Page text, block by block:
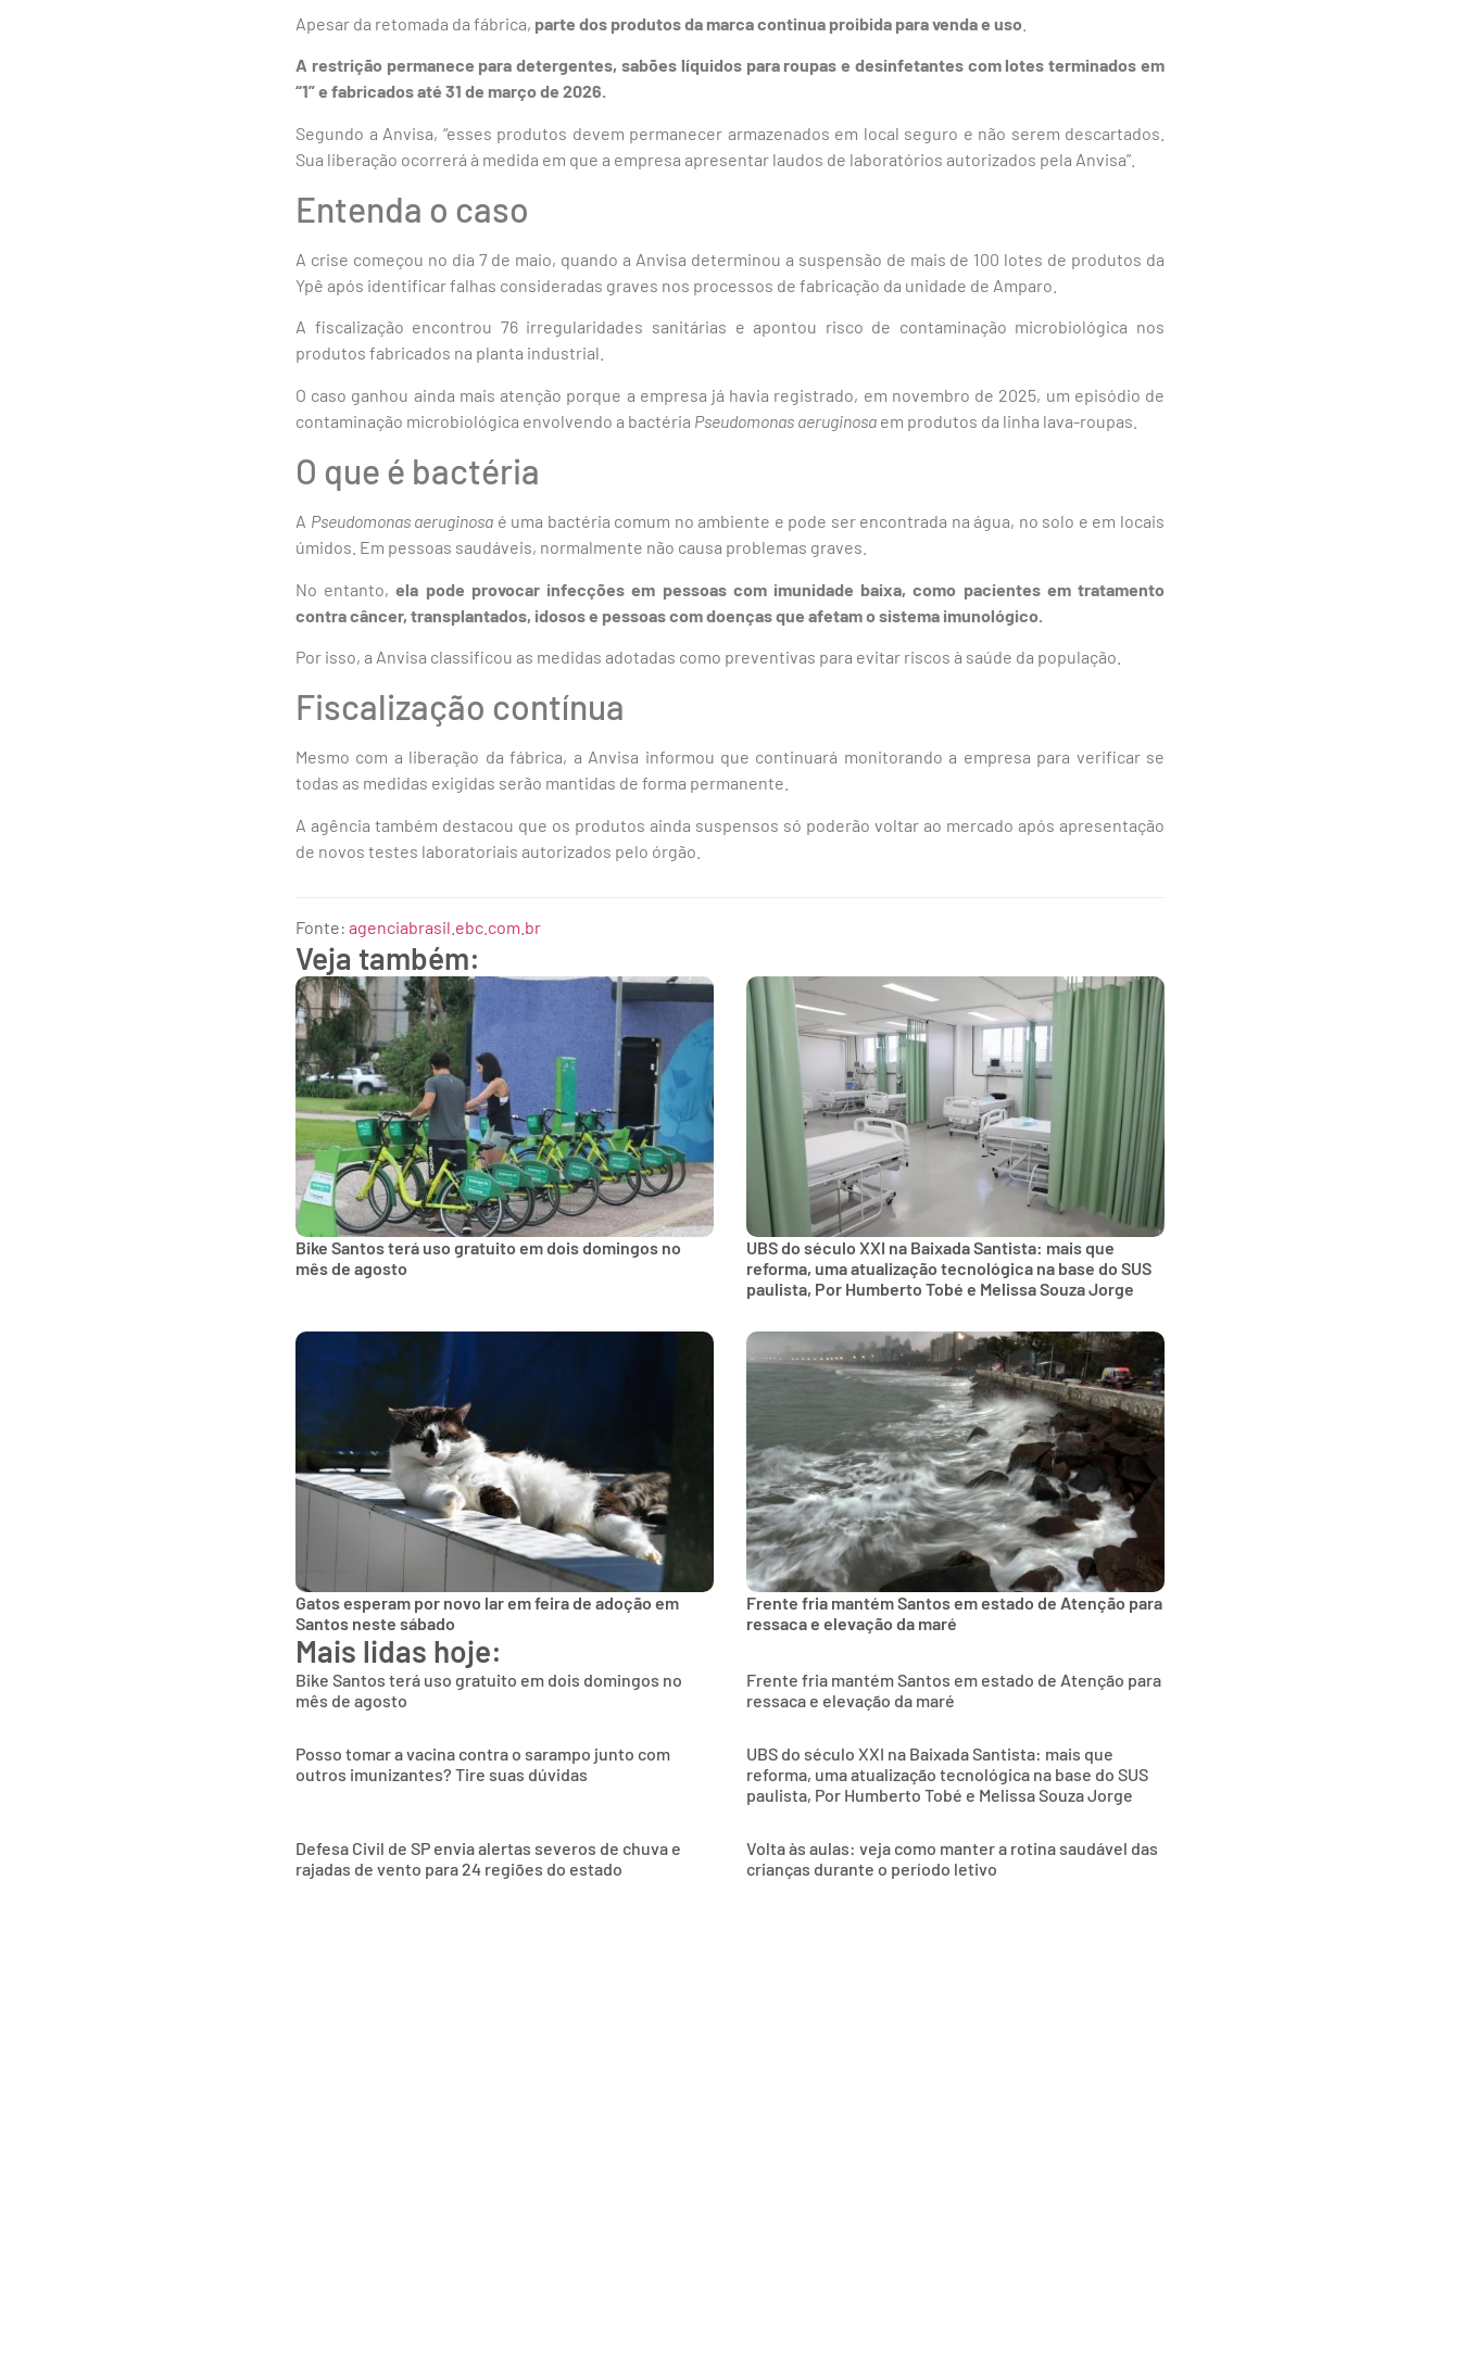
Apesar da retomada da fábrica, parte dos produtos da marca continua proibida para venda e uso
A restrição permanece para detergentes, sabões líquidos para roupas e desinfetantes com lotes terminados em
“1” e fabricados até 31 de março de 2026.
Segundo a Anvisa, “esses produtos devem permanecer armazenados em local seguro e não serem descartados.
Sua liberação ocorrerá à medida em que a empresa apresentar laudos de laboratórios autorizados pela Anvisa”.
Entenda o caso
A crise começou no dia 7 de maio, quando a Anvisa determinou a suspensão de mais de 100 lotes de produtos da
Ypê após identificar falhas consideradas graves nos processos de fabricação da unidade de Amparo.
A fiscalização encontrou 76 irregularidades sanitárias e apontou risco de contaminação microbiológica nos
produtos fabricados na planta industrial.
O caso ganhou ainda mais atenção porque a empresa já havia registrado, em novembro de 2025, um episódio de
contaminação microbiológica envolvendo a bactéria Pseudomonas aeruginosa em produtos da linha lava-roupas.
O que é bactéria
A Pseudomonas aeruginosa é uma bactéria comum no ambiente e pode ser encontrada na água, no solo e em locais
úmidos. Em pessoas saudáveis, normalmente não causa problemas graves.
No entanto,ela pode provocar infecções em pessoas com imunidade baixa, como pacientes em tratamento
contra câncer, transplantados, idosos e pessoas com doenças que afetam o sistema imunológico.
Por isso, a Anvisa classificou as medidas adotadas como preventivas para evitar riscos à saúde da população.
Fiscalização contínua
Mesmo com a liberação da fábrica, a Anvisa informou que continuará monitorando a empresa para verificar se
todas as medidas exigidas serão mantidas de forma permanente.
A agência também destacou que os produtos ainda suspensos só poderão voltar ao mercado após apresentação
de novos testes laboratoriais autorizados pelo órgão.
Fonte: agenciabrasil.ebc.com.br
Veja também:
Bike Santos terá uso gratuito em dois domingos no
mês de agosto
UBS do século XXI na Baixada Santista: mais que
reforma, uma atualização tecnológica na base do SUS
paulista, Por Humberto Tobé e Melissa Souza Jorge
Gatos esperam por novo lar em feira de adoção em
Santos neste sábado
Frente fria mantém Santos em estado de Atenção para
ressaca e elevação da maré
Mais lidas hoje:
Bike Santos terá uso gratuito em dois domingos no
mês de agosto
Frente fria mantém Santos em estado de Atenção para
ressaca e elevação da maré
Posso tomar a vacina contra o sarampo junto com
outros imunizantes? Tire suas dúvidas
UBS do século XXI na Baixada Santista: mais que
reforma, uma atualização tecnológica na base do SUS
paulista, Por Humberto Tobé e Melissa Souza Jorge
Defesa Civil de SP envia alertas severos de chuva e
rajadas de vento para 24 regiões do estado
Volta às aulas: veja como manter a rotina saudável das
crianças durante o período letivo